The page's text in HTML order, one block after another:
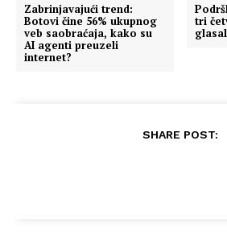
Zabrinjavajući trend:
Botovi čine 56% ukupnog
veb saobraćaja, kako su
AI agenti preuzeli
internet?
tri
SHARE POST: